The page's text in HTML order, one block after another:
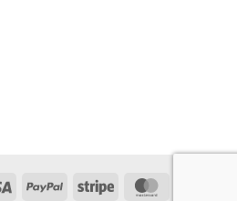
Visa PayPal Stripe